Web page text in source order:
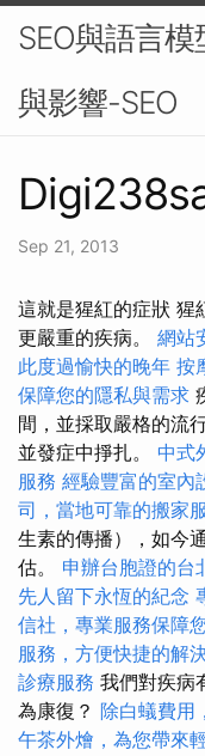
SEO與語言
與影響-SEO
Sep 21, 2013
這就是猩紅的症狀 猩
更嚴重的疾病。 網站
此度過愉快的晚年 按
保障您的隱私與需求
間，並採取嚴格的流
並發症中掙扎。 中式
服務 經驗豐富的室內
司，當地可靠的搬家
生素的傳播），如今
估。 申辦台胞證的台
先人留下永恆的紀念
信社，專業服務保障
服務，方便快捷的解
診療服務 我們對疾病
為康復？ 除白蟻費用
午茶外燴，為您帶來